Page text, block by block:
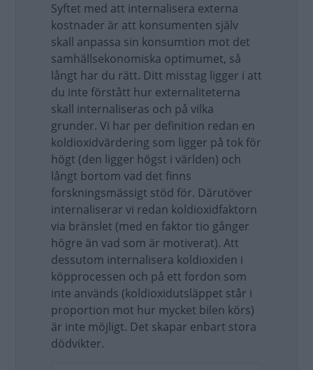
Syftet med att internalisera externa
kostnader är att konsumenten själv
skall anpassa sin konsumtion mot det
samhällsekonomiska optimumet, så
långt har du rätt. Ditt misstag ligger i att
du inte förstått hur externaliteterna
skall internaliseras och på vilka
grunder. Vi har per definition redan en
koldioxidvärdering som ligger på tok för
högt (den ligger högst i världen) och
långt bortom vad det finns
forskningsmässigt stöd för. Därutöver
internaliserar vi redan koldioxidfaktorn
via bränslet (med en faktor tio gånger
högre än vad som är motiverat). Att
dessutom internalisera koldioxiden i
köpprocessen och på ett fordon som
inte används (koldioxidutsläppet står i
proportion mot hur mycket bilen körs)
är inte möjligt. Det skapar enbart stora
dödvikter.